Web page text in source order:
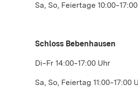
Sa, So, Feiertage
Schloss Bebenhausen
Di‒Fr 14:00‒17:00 Uhr
Sa, So, Feiertag 11:00‒17:00